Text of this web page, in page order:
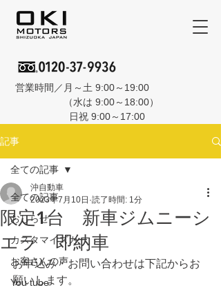
営業時間／月～土 9:00～19:00
（水は 9:00～18:00）
日祝 9:00～17:00
記事
全ての記事
おしらせ
カスタマイズカー
お客さんの声
You tube
全ての記事
限定1台 新車ジムニーシ
エラ 即納車
沖自動車
2023年7月10日 読了時間: 1分
お申込み・お問い合わせは下記からお
願いします。